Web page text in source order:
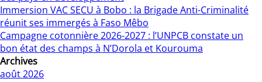
Immersion VAC SECU à Bobo : la Brigade Anti-Criminalité
réunit ses immergés à Faso Mêbo
Campagne cotonnière 2026-2027 : l’UNPCB constate un
bon état des champs à N’Dorola et Kourouma
Archives
août 2026